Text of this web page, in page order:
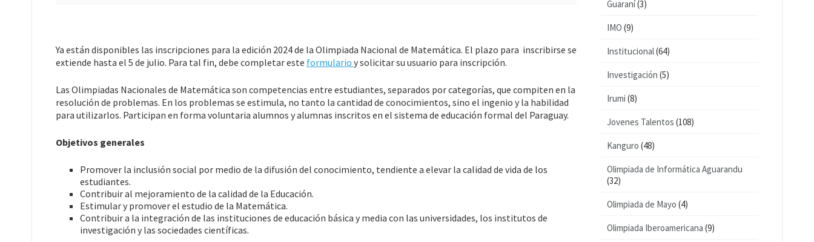
Ya están disponibles las inscripciones para la edición 2024 de la Olimpiada Nacional de Matemática. El plazo para inscribirse se
extiende hasta el 5 de julio. Para tal fin, debe completar este formulario y solicitar su usuario para inscripción.
Las Olimpiadas Nacionales de Matemática son competencias entre estudiantes, separados por categorías, que compiten en la
resolución de problemas. En los problemas se estimula, no tanto la cantidad de conocimientos, sino el ingenio y la habilidad
para utilizarlos. Participan en forma voluntaria alumnos y alumnas inscritos en el sistema de educación formal del Paraguay.
Objetivos generales
Promover la inclusión social por medio de la difusión del conocimiento, tendiente a elevar la calidad de vida de los
estudiantes.
Contribuir al mejoramiento de la calidad de la Educación.
Estimular y promover el estudio de la Matemática.
Contribuir a la integración de las instituciones de educación básica y media con las universidades, los institutos de
investigación y las sociedades científicas.
Guaraní(3)
IMO (9)
Institucional(64)
Investigación (5)
Irumi (8)
Jovenes Talentos (108)
Kanguro (48)
Olimpiada de Informática Aguarandu
(32)
Olimpiada de Mayo (4)
Olimpiada Iberoamericana (9)